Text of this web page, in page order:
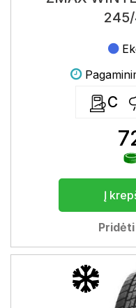
245/
C
Į